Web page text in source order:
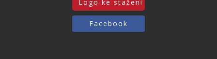
Logo ke stažení
Facebook